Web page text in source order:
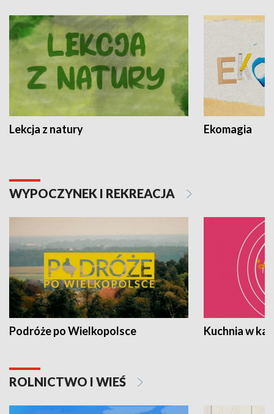
Lekcja z natury Ekomagia
WYPOCZYNEK I REKREACJA
Podróże po Wielkopolsce Kuchnia w
ROLNICTWO I WIEŚ